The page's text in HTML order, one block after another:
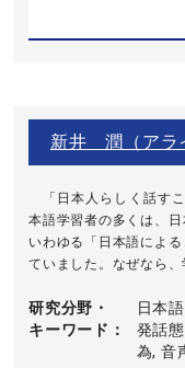
新井 潤（アラ
「日本人らしく話す
本語学習者の多くは、
いわゆる「日本語によ
ていました。なぜなら、
研究分野・
キーワード
日本
発話
為, 音